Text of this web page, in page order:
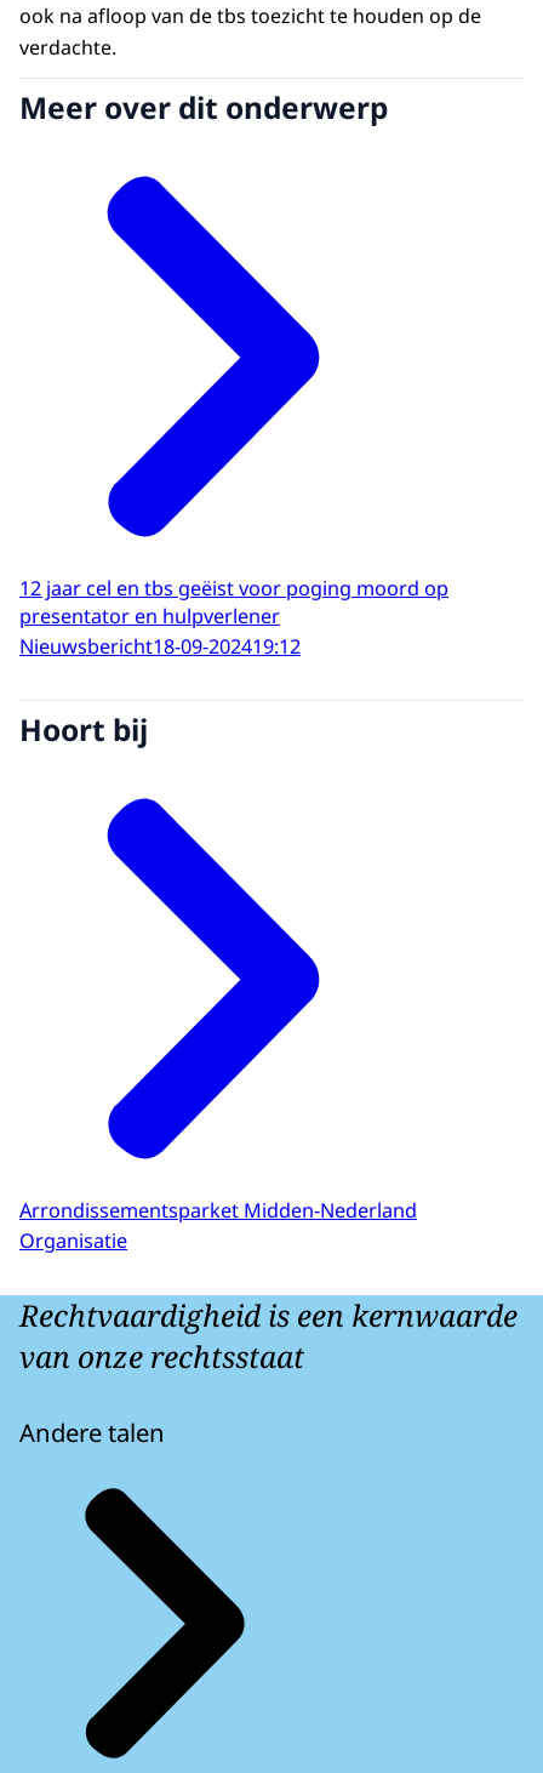
ook na afloop van de tbs toezicht te houden op de
verdachte.
Meer over dit onderwerp
12 jaar cel en tbs geëist voor poging moord op
presentator en hulpverlener
Nieuwsbericht18-09-202419:12
Hoort bij
Arrondissementsparket Midden-Nederland
Organisatie
Rechtvaardigheid is een kernwaarde
van onze rechtsstaat
Andere talen